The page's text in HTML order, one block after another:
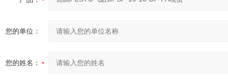
您的单位：
您的姓名：